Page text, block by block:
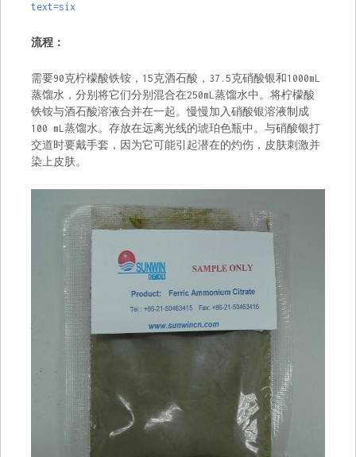
text=six
流程：
需要90克柠檬酸铁铵，15克酒石酸，37.5克硝酸银和1000mL
蒸馏水，分别将它们分别混合在250mL蒸馏水中。将柠檬酸
铁铵与酒石酸溶液合并在一起。慢慢加入硝酸银溶液制成
100 mL蒸馏水。存放在远离光线的琥珀色瓶中。与硝酸银打
交道时要戴手套，因为它可能引起潜在的灼伤，皮肤刺激并
染上皮肤。